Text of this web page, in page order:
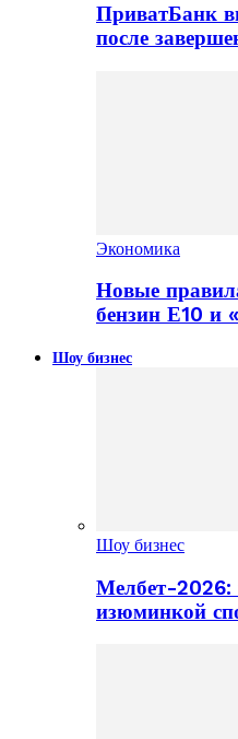
ПриватБанк
после
Экономика
Новые
бензин Е10 и
Шоу бизнес
Шоу бизнес
Мелбет-2026:
изюминкой